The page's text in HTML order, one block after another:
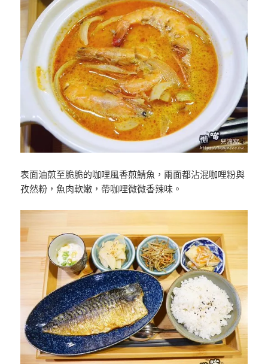
表面油煎至脆脆的咖哩風香煎鯖魚，兩面都沾混咖哩粉與
孜然粉，魚肉軟嫩，帶咖哩微微香辣味。